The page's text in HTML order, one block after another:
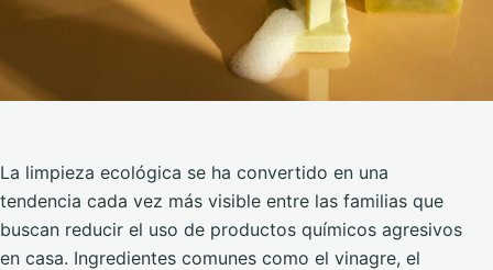
La limpieza ecológica se ha convertido en una
tendencia cada vez más visible entre las familias que
buscan reducir el uso de productos químicos agresivos
en casa. Ingredientes comunes como el vinagre, el